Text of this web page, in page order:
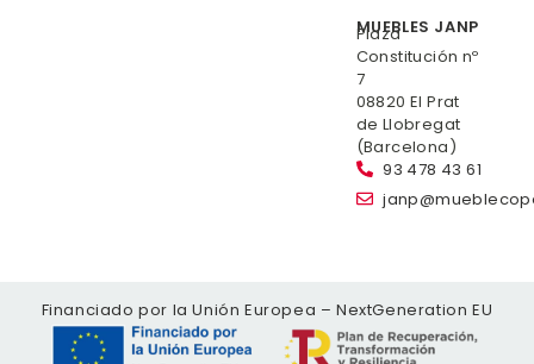
MUEBLES JANP
Plaza
Constitución nº
7
08820 El Prat
de Llobregat
(Barcelona)
93 478 43 61
Financiado por la Unión Europea – NextGeneration EU